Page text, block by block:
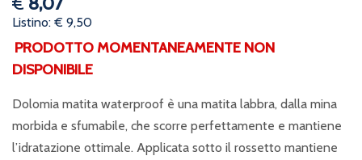
Listino: € 9,50
PRODOTTO MOMENTANEAMENTE NON
DISPONIBILE
Dolomia matita waterproof è una matita labbra, dalla mina
morbida e sfumabile, che scorre perfettamente e mantiene
l’idratazione ottimale. Applicata sotto il rossetto mantiene